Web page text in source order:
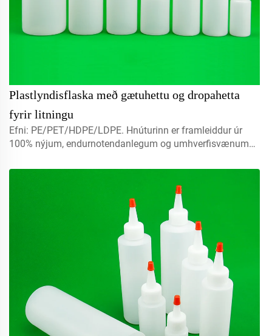
Plastlyndisflaska með gætuhettu og dropahetta
fyrir litningu
Efni: PE/PET/HDPE/LDPE. Hnúturinn er framleiddur úr
100% nýjum, endurnotendanlegum og umhverfisvænum
Magn: 5ml, 10ml, 15ml. Hafðu samband til að fá
sérsniðna útgáfu. Loker: spray lokur, skrúfelur, diskur með